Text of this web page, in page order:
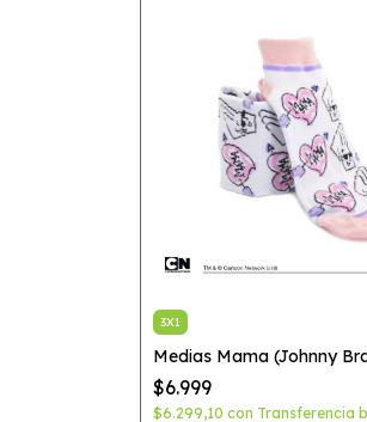
3X1
Medias Mama (Johnny
$6.999
$6.299,10 con Transferencia